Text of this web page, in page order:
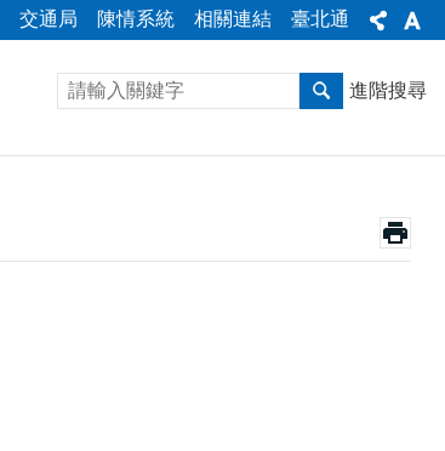
交通局 陳情系統 相關連結 臺北通
進階搜尋